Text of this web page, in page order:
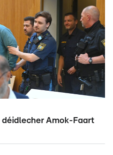
déidlecher Amok-Faart